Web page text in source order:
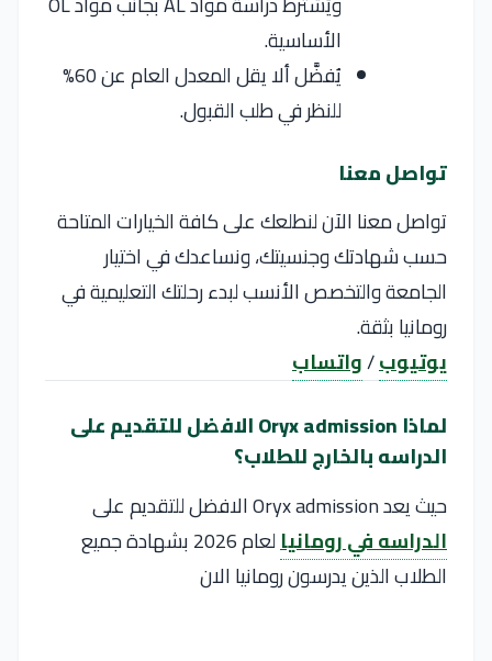
الأساسية.
يُفضَّل ألا يقل المعدل العام عن 60%
للنظر في طلب القبول.
تواصل معنا
تواصل معنا الآن لنطلعك على كافة الخيارات المتاحة
حسب شهادتك وجنسيتك، ونساعدك في اختيار
الجامعة والتخصص الأنسب لبدء رحلتك التعليمية في
رومانيا بثقة.
يوتيوب/واتساب
لماذا Oryx admission الافضل للتقديم على
الدراسه بالخارج للطلاب؟
حيث يعد Oryx admission الافضل للتقديم على
الدراسه في رومانيا
لعام 2026 بشهادة جميع
الطلاب الذين يدرسون رومانيا الان